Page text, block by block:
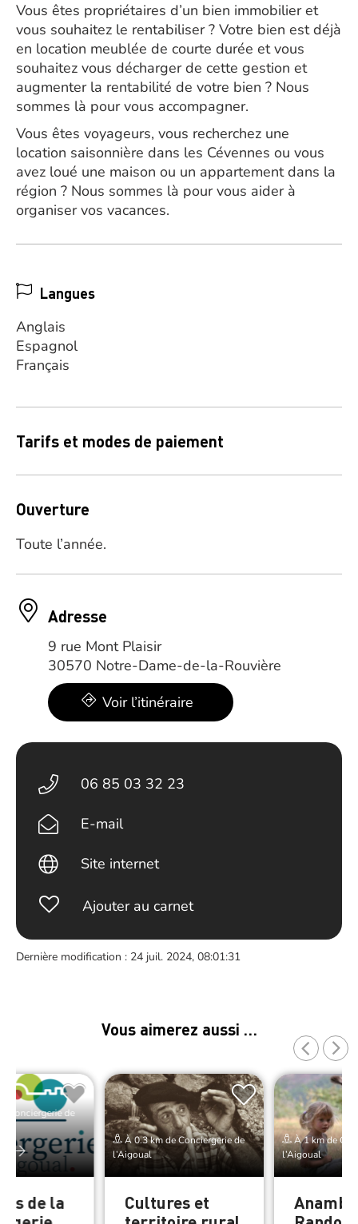
Vous êtes propriétaires d’un bien immobilier et
vous souhaitez le rentabiliser ? Votre bien est déjà
en location meublée de courte durée et vous
souhaitez vous décharger de cette gestion et
augmenter la rentabilité de votre bien ? Nous
sommes là pour vous accompagner.
Vous êtes voyageurs, vous recherchez une
location saisonnière dans les Cévennes ou vous
avez loué une maison ou un appartement dans la
région ? Nous sommes là pour vous aider à
organiser vos vacances.
Langues
Anglais
Espagnol
Français
Tarifs et modes de paiement
Ouverture
Toute l’année.
Adresse
9 rue Mont Plaisir
30570 Notre-Dame-de-la-Rouvière
Voir l’itinéraire
06 85 03 32 23
E-mail
Site internet
Ajouter au carnet
Dernière modification : 24 juil. 2024, 08:01:31
Vous aimerez aussi …
Conciergerie de
de la
À 0.3 km de Conciergerie de
l’Aigoual
Cultures et
À 1 km de
l’Aigoual